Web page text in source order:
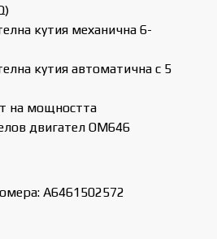
кутия механична 6-
кутия автоматична с 5
на мощносттa
двигател OM646
A6461502572